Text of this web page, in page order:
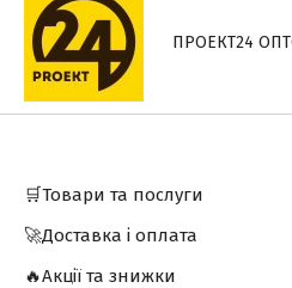
ПРОЕКТ24
🛒Товари та послуги
🚀Доставка і оплата
🔥Акції та знижки